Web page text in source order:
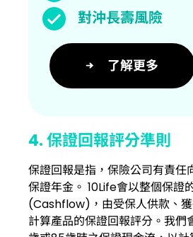
對沖長壽風險
了解更多
4. 保證回報評分準則
保證回報是指，保險公司有責任
保證年金。 10Life會以整個保證
(Cashflow)，由受保人供款、
計算產品的保證回報評分。我們